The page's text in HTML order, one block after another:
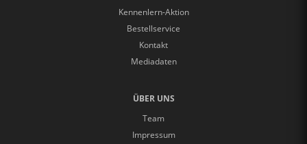
Kennenlern-Aktion
Bestellservice
Kontakt
Mediadaten
ÜBER UNS
Team
Impressum